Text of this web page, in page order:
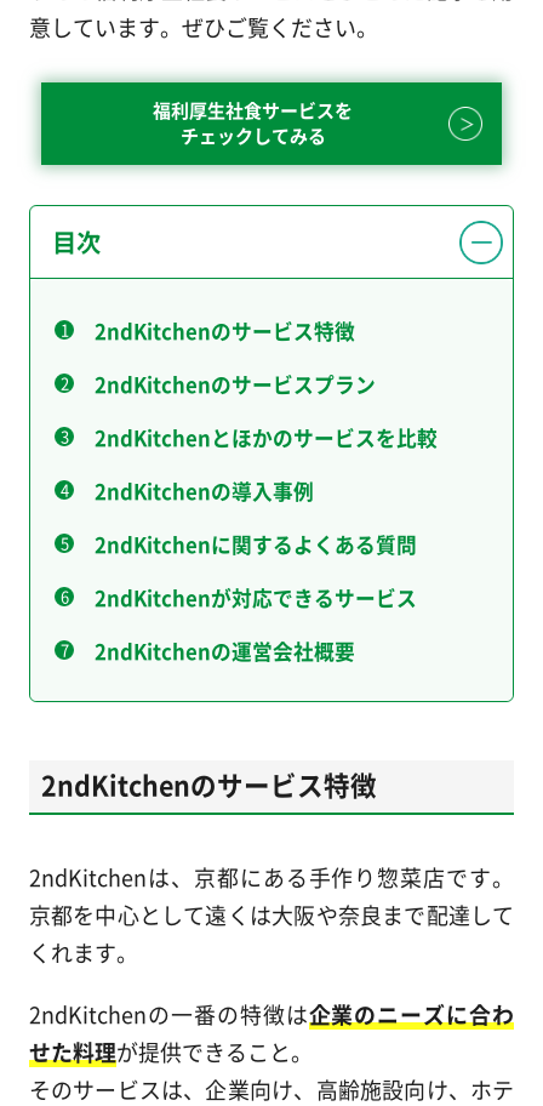
意しています。ぜひご覧ください。
福利厚生社食サービスを
チェックしてみる
目次
2ndKitchenのサービス特徴
2ndKitchenのサービスプラン
2ndKitchenとほかのサービスを比較
2ndKitchenの導入事例
2ndKitchenに関するよくある質問
2ndKitchenが対応できるサービス
2ndKitchenの運営会社概要
2ndKitchenのサービス特徴
2ndKitchenは、京都にある手作り惣菜店です。
京都を中心として遠くは大阪や奈良まで配達して
くれます。
2ndKitchenの一番の特徴は企業のニーズに合わ
せた料理が提供できること。
そのサービスは、企業向け、高齢施設向け、ホテ